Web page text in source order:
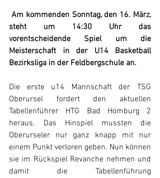
steht um 14:30 Uhr das
vorentscheidende Spiel um die
Meisterschaft in der U14 Basketball
Bezirksliga in der Feldbergschule an.
Die erste u14 Mannschaft der TSG
Oberursel fordert den aktuellen
Tabellenführer HTG Bad Homburg 2
heraus. Das Hinspiel mussten die
Oberurseler nur ganz knapp mit nur
einem Punkt verloren geben. Nun können
sie im Rückspiel Revanche nehmen und
damit die Tabellenführung